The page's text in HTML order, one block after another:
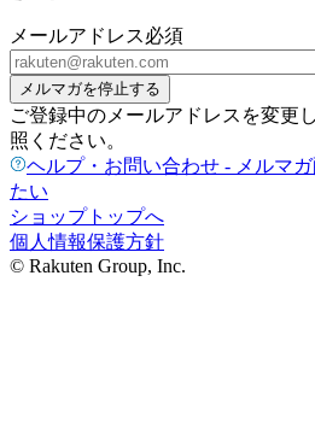
メールアドレス必須
メルマガを停止する
ご登録中のメールアドレスを変更
照ください。
ヘルプ・お問い合わせ - メルマ
たい
ショップトップへ
個人情報保護方針
© Rakuten Group, Inc.